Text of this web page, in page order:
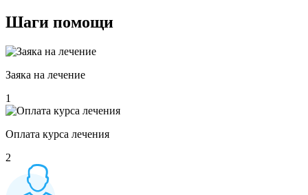
Шаги помощи
Заяка на лечение
1
Оплата курса лечения
2